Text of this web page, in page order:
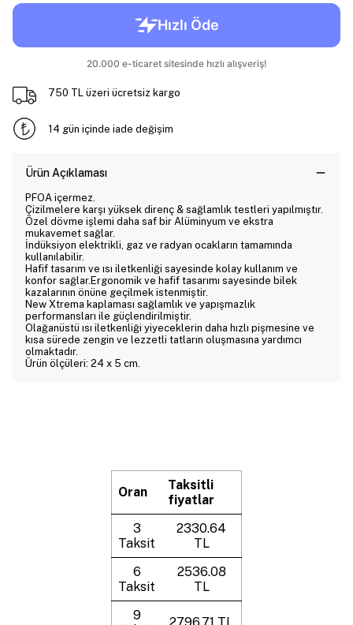
750 TL üzeri ücretsiz kargo
14 gün içinde iade değişim
Ürün Açıklaması
PFOA içermez.
Çizilmelere karşı yüksek direnç & sağlamlık testleri yapılmıştır.
Özel dövme işlemi daha saf bir Alüminyum ve ekstra
mukavemet sağlar.
İndüksiyon elektrikli, gaz ve radyan ocakların tamamında
kullanılabilir.
Hafif tasarım ve ısı iletkenliği sayesinde kolay kullanım ve
konfor sağlar.Ergonomik ve hafif tasarımı sayesinde bilek
kazalarının önüne geçilmek istenmiştir.
New Xtrema kaplaması sağlamlık ve yapışmazlık
performansları ile güçlendirilmiştir.
Olağanüstü ısı iletkenliği yiyeceklerin daha hızlı pişmesine ve
kısa sürede zengin ve lezzetli tatların oluşmasına yardımcı
olmaktadır.
Ürün ölçüleri: 24 x 5 cm.
Oran
Taksitli
fiyatlar
3
Taksit
2330.64
TL
6
Taksit
2536.08
TL
9